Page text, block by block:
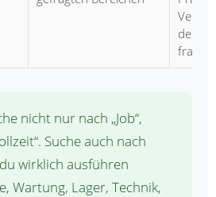
der
fragen
nicht nur nach „Job“,
Suche auch nach
wirklich ausführen
Wartung, Lager, Technik,